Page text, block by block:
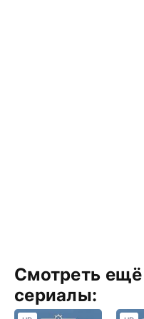
Смотреть
сериалы: